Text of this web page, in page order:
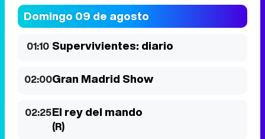
Domingo 09 de agosto
01:10 Supervivientes: diario
02:00Gran Madrid Show
02:25El rey del mando
(R)